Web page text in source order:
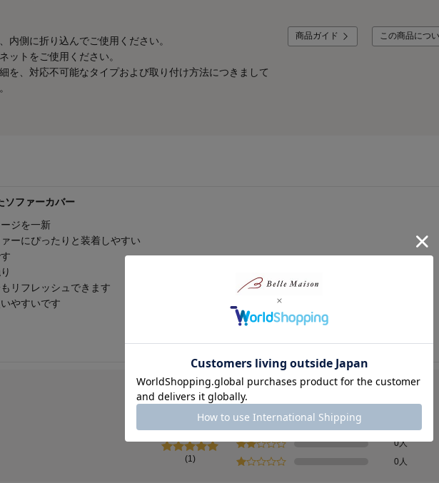
側に折り込んでご使用ください。
ットをご使用ください。
を、対応不可能なタイプおよび取り付け方法につきまして
商品ガイド この商品につ
ソファーカバー
ジを一新
ーにぴったりと装着しやすい
リフレッシュできます
やすいです
総合評価
5.0
(1)
1人
0人
0人
0人